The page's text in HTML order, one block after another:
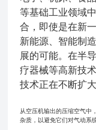
等基础工业领域
合，即使是在新
新能源、智能制
展的可能。在半
疗器械等高新技
技术正在不断扩
从空压机输出的压缩空气中
杂质，以避免它们对气动系